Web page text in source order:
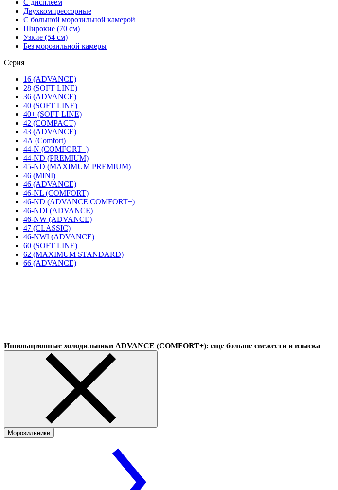
С дисплеем
Двухкомпрессорные
С большой морозильной камерой
Широкие (70 см)
Узкие (54 см)
Без морозильной камеры
Серия
16 (ADVANCE)
28 (SOFT LINE)
36 (ADVANCE)
40 (SOFT LINE)
40+ (SOFT LINE)
42 (COMPACT)
43 (ADVANCE)
4А (Comfort)
44-N (COMFORT+)
44-ND (PREMIUM)
45-ND (MAXIMUM PREMIUM)
46 (MINI)
46 (ADVANCE)
46-NL (COMFORT)
46-ND (ADVANCE COMFORT+)
46-NDI (ADVANCE)
46-NW (ADVANCE)
47 (CLASSIC)
46-NWI (ADVANCE)
60 (SOFT LINE)
62 (MAXIMUM STANDARD)
66 (ADVANCE)
Инновационные холодильники ADVANCE (COMFORT+): еще больше свежести и изыска
Морозильники